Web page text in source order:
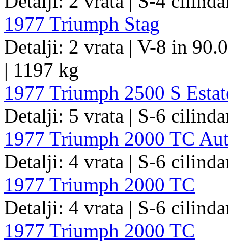
1977 Triumph Stag
Detalji: 2 vrata | V-8 in
| 1197 kg
1977 Triumph 2500 S
Detalji: 5 vrata | S-6
1977 Triumph 2000 TC
Detalji: 4 vrata | S-6
1977 Triumph 2000 TC
Detalji: 4 vrata | S-6
1977 Triumph 2000 TC